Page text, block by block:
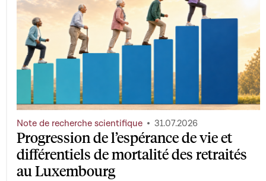
Progression de l’espérance de vie et
différentiels de mortalité des retraités
au Luxembourg
Note de recherche scientifique 31.07.2026